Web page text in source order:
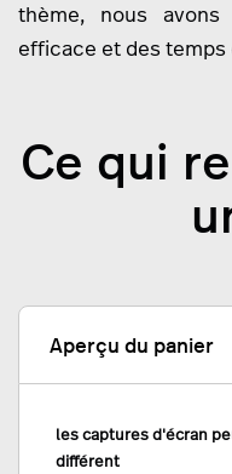
thème, nous
efficace et des temps
Ce qui
Aperçu du panier
les captures d'écran
différent